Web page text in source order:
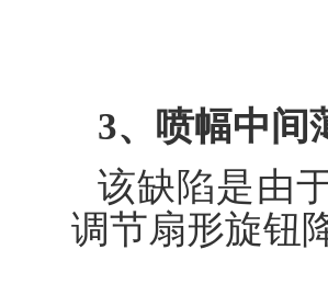
3、喷幅中间
该缺陷是由
调节扇形旋钮